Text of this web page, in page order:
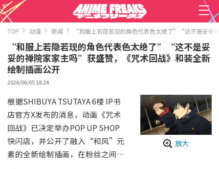
TOP 动漫 新闻 “和服上若隐若现的角色代表色太绝了”“这不是妥妥
“和服上若隐若现的角色代表色太绝了”“这不是妥
妥的禅院家家主吗”获盛赞，《咒术回战》和装全新
绘制插画公开
2026/06/05 18:24
放大
根据SHIBUYA TSUTAYA 6楼 IP书
店官方X发布的消息，动画《咒术
回战》已决定举办POP UP SHOP
快闪店，并公开了融入“和风”元
素的全新绘制插画，在粉丝之间引